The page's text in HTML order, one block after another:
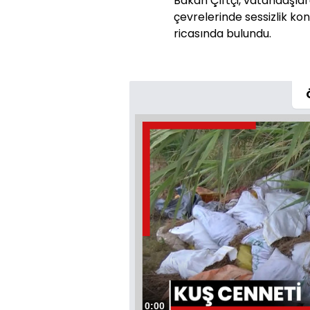
çevrelerinde sessizlik
ricasında bulundu.
Süre
0:00